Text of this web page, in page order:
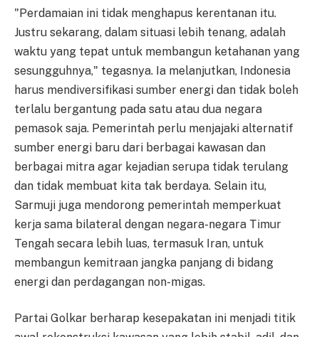
"Perdamaian ini tidak menghapus kerentanan itu.
Justru sekarang, dalam situasi lebih tenang, adalah
waktu yang tepat untuk membangun ketahanan yang
sesungguhnya," tegasnya. Ia melanjutkan, Indonesia
harus mendiversifikasi sumber energi dan tidak boleh
terlalu bergantung pada satu atau dua negara
pemasok saja. Pemerintah perlu menjajaki alternatif
sumber energi baru dari berbagai kawasan dan
berbagai mitra agar kejadian serupa tidak terulang
dan tidak membuat kita tak berdaya. Selain itu,
Sarmuji juga mendorong pemerintah memperkuat
kerja sama bilateral dengan negara-negara Timur
Tengah secara lebih luas, termasuk Iran, untuk
membangun kemitraan jangka panjang di bidang
energi dan perdagangan non-migas.
Partai Golkar berharap kesepakatan ini menjadi titik